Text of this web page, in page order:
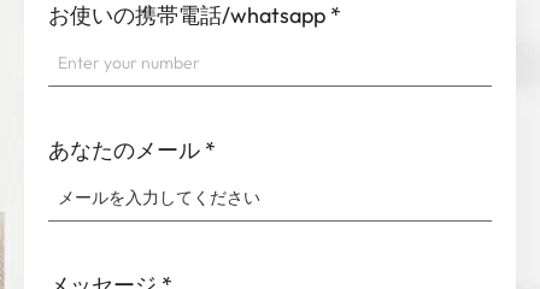
お使いの携帯電話/whatsapp *
あなたのメール *